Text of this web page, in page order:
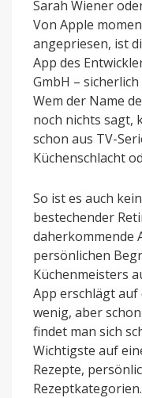
Sarah Wiener
Von Apple
angepriesen, ist
App des
GmbH –
Wem der Name
noch nichts sagt,
schon aus TV-
Küchenschlacht
So ist es auch
bestechender
daherkommende
persönlichen
Küchenmeisters
App erschlägt
wenig, aber
findet man sich
Wichtigste auf
Rezepte,
Rezeptkategorien.